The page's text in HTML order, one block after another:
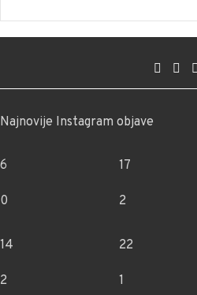
Najnovije Instagram objave
6
0
17
2
14
2
22
1